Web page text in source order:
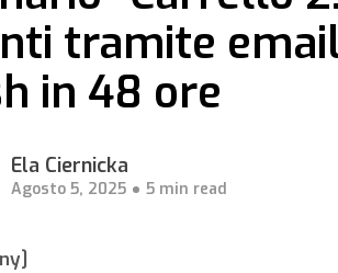
tramite
in 48 ore
Ela Ciernicka
Agosto 5, 2025 5 min read